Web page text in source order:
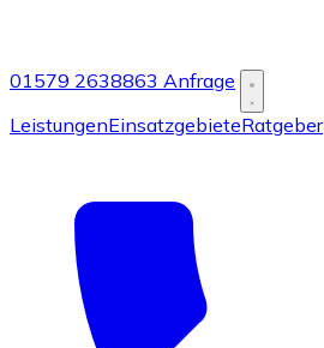
01579 2638863 Anfrage
LeistungenEinsatzgebieteRatgeber